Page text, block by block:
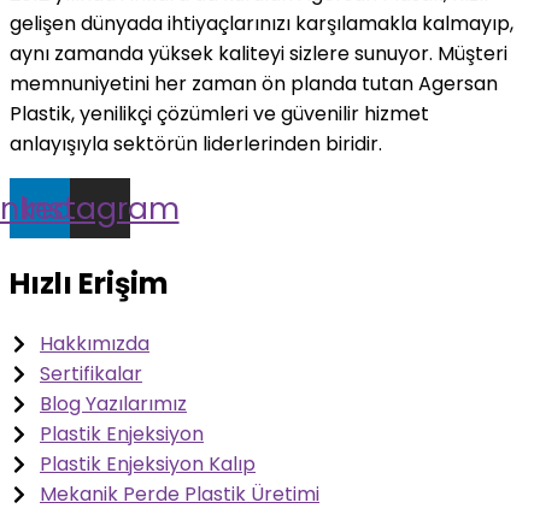
gelişen dünyada ihtiyaçlarınızı karşılamakla kalmayıp,
aynı zamanda yüksek kaliteyi sizlere sunuyor. Müşteri
memnuniyetini her zaman ön planda tutan Agersan
Plastik, yenilikçi çözümleri ve güvenilir hizmet
anlayışıyla sektörün liderlerinden biridir.
Instagram
Hızlı Erişim
Hakkımızda
Sertifikalar
Blog Yazılarımız
Plastik Enjeksiyon
Plastik Enjeksiyon Kalıp
Mekanik Perde Plastik Üretimi